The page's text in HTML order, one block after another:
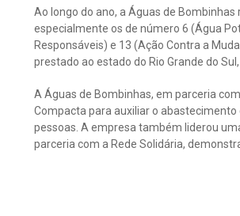
Ao longo do ano, a Águas de
especialmente os de número 6 (Água
Responsáveis) e 13 (Ação Contra a
prestado ao estado do Rio Grande do
A Águas de Bombinhas, em parceria
Compacta para auxiliar o
pessoas. A empresa também liderou
parceria com a Rede Solidária,